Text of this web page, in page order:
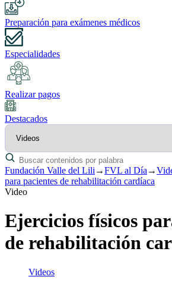
Preparación para exámenes médicos
Especialidades
Realizar pagos
Destacados
Fundación Valle del Lili →FVL al Día →
para pacientes de rehabilitación cardíaca
Video
Ejercicios físicos
de rehabilitación
Videos